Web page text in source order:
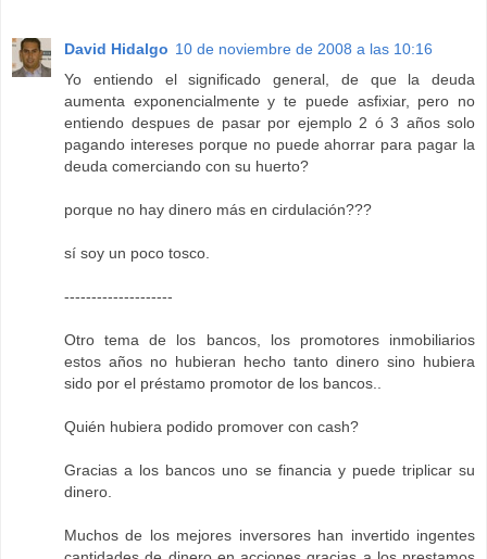
David Hidalgo 10 de noviembre de 2008 a las 10:16
Yo entiendo el significado general, de que la deuda
aumenta exponencialmente y te puede asfixiar, pero no
entiendo despues de pasar por ejemplo 2 ó 3 años solo
pagando intereses porque no puede ahorrar para pagar la
deuda comerciando con su huerto?
porque no hay dinero más en cirdulación???
sí soy un poco tosco.
--------------------
Otro tema de los bancos, los promotores inmobiliarios
estos años no hubieran hecho tanto dinero sino hubiera
sido por el préstamo promotor de los bancos..
Quién hubiera podido promover con cash?
Gracias a los bancos uno se financia y puede triplicar su
dinero.
Muchos de los mejores inversores han invertido ingentes